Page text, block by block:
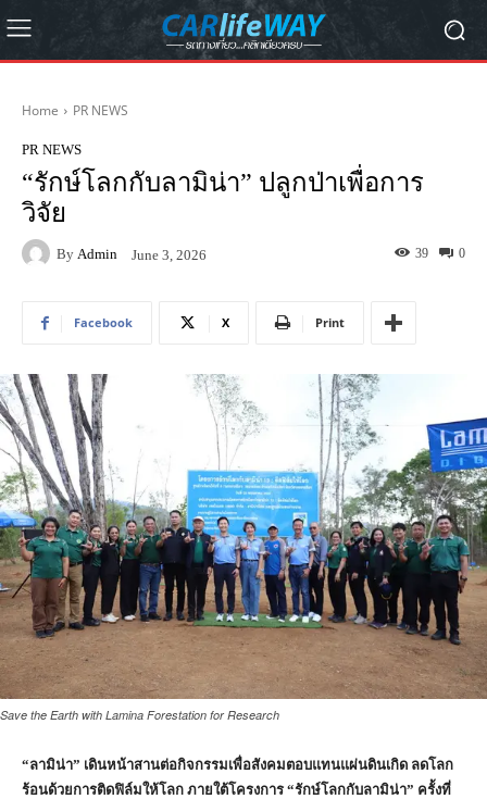
Home PR NEWS
PR NEWS
“รักษ์โลกกับลามิน่า” ปลูกป่าเพื่อการ
วิจัย
By Admin June 3, 2026 0
39
Facebook X Print
Save the Earth with Lamina Forestation for Research
“ลามิน่า” เดินหน้าสานต่อกิจกรรมเพื่อสังคมตอบแทนแผ่นดินเกิด ลดโลก
ร้อนด้วยการติดฟิล์มให้โลก ภายใต้โครงการ “รักษ์โลกกับลามิน่า” ครั้งที่